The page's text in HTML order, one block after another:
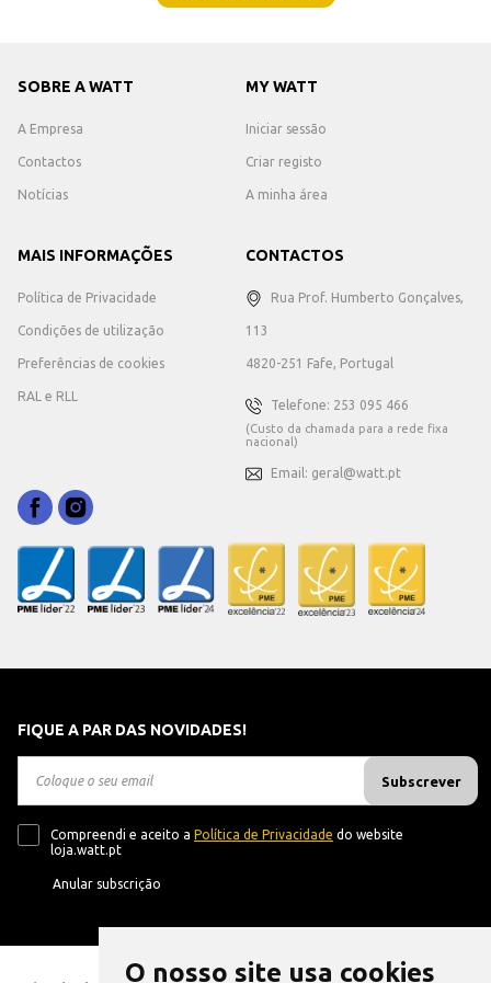
O nosso site usa cookies
SOBRE A WATT
A Empresa
Contactos
Notícias
MY WATT
Iniciar sessão
Criar registo
A minha área
MAIS INFORMAÇÕES
Política de Privacidade
Condições de utilização
Preferências de cookies
RAL e RLL
CONTACTOS
Rua Prof. Humberto Gonçalves,
113
4820-251 Fafe, Portugal
Telefone: 253 095 466
(Custo da chamada para a rede fixa
nacional)
Email: geral@watt.pt
FIQUE A PAR DAS NOVIDADES!
Subscrever
Compreendi e aceito a Política de Privacidade do website
loja.watt.pt
Anular subscrição